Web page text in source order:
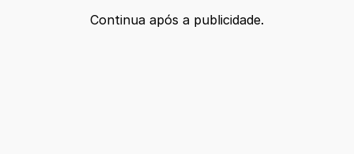
Continua após a publicidade.